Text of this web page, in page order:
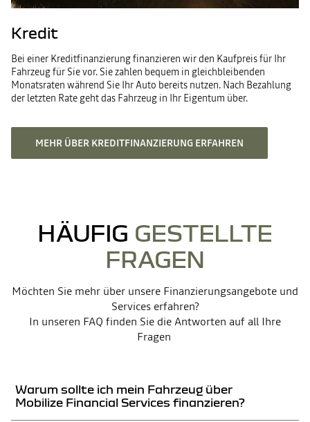
Kredit
Bei einer Kreditfinanzierung finanzieren wir den Kaufpreis für Ihr
Fahrzeug für Sie vor. Sie zahlen bequem in gleichbleibenden
Monatsraten während Sie Ihr Auto bereits nutzen. Nach Bezahlung
der letzten Rate geht das Fahrzeug in Ihr Eigentum über.
MEHR ÜBER KREDITFINANZIERUNG ERFAHREN
HÄUFIG GESTELLTE
FRAGEN
Möchten Sie mehr über unsere Finanzierungsangebote und
Services erfahren?
In unseren FAQ finden Sie die Antworten auf all Ihre
Fragen
Warum sollte ich mein Fahrzeug über
Mobilize Financial Services finanzieren?